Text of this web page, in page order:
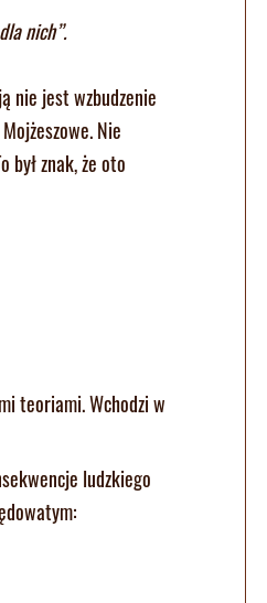
nich”.
nie jest wzbudzenie
Nie
był znak, że oto
teoriami. Wchodzi w
ludzkiego